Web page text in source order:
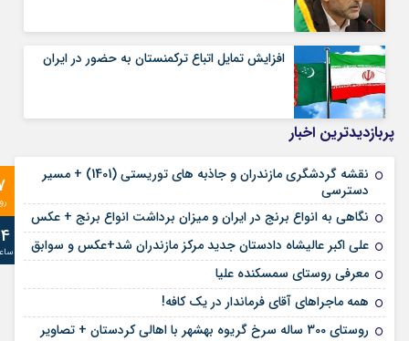
افزایش تمایل اتباع ترکمنستان به حضور در ایران
پربازدیدترین اخبار
نقشه گردشگری مازندران و جاذبه های توریستی (1401) + مسیر
دسترسی
نگاهی به انواع برنج در ایران و میزان برداشت انواع برنج + عکس
علی‌ اکبر عالیشاه دادستان جدید مرکز مازندران شد+عکس و سوابق
معرفی روستای سمسکنده علیا
همه ماجراهای آقای فرماندار در یک کافه!
روستای 300 ساله سرخ ‌گریوه بهشهر با اهالی کردستان + تصاویر